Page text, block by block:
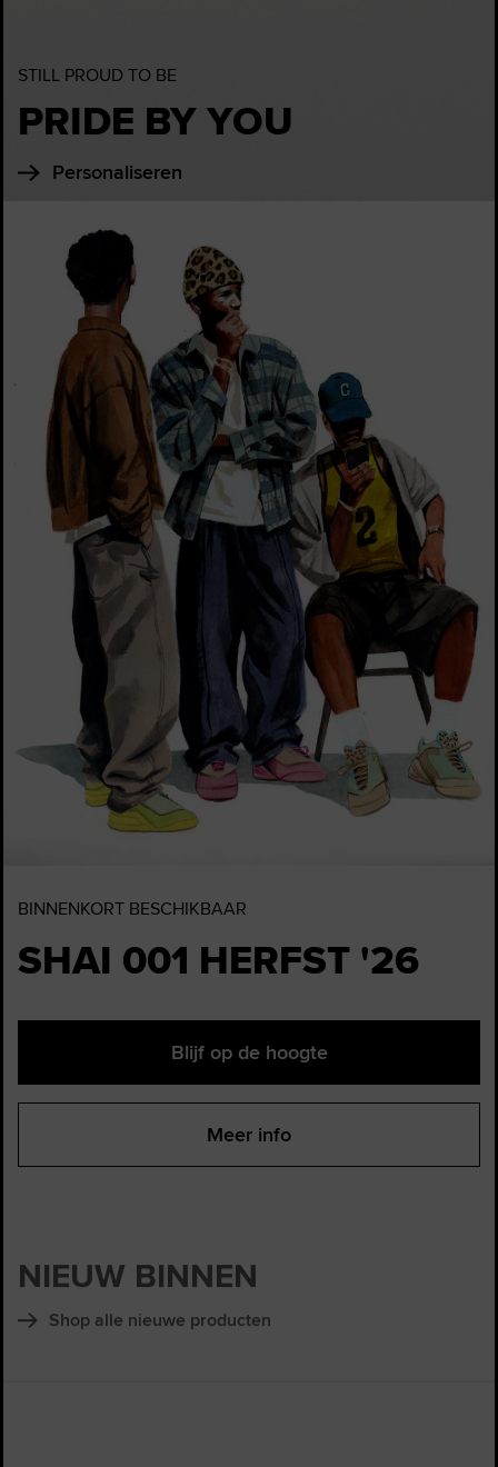
STILL PROUD TO BE
PRIDE BY YOU
Personaliseren
BINNENKORT BESCHIKBAAR
SHAI 001 HERFST '26
Blijf op de hoogte
Meer info
NIEUW BINNEN
Shop alle nieuwe producten